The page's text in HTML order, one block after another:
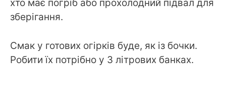
хто має погріб або прохолодний підвал для
зберігання.
Смак у готових огірків буде, як із бочки.
Робити їх потрібно у 3 літрових банках.